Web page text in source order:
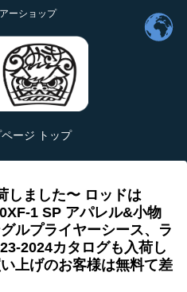
ーショップ
ージ トップ
しました〜 ロッドは
1 SP アパレル&小物
ルプライヤーシース、ラ
2024カタログも入荷し
上げのお客様は無料て差